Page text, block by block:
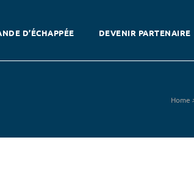
D’ÉCHAPPÉE DEVENIR PARTENAIRE
Home